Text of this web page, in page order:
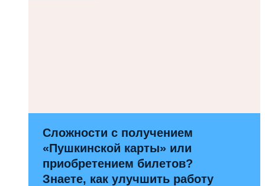
Сложности с получением
«Пушкинской карты» или
приобретением билетов?
Знаете, как улучшить работу